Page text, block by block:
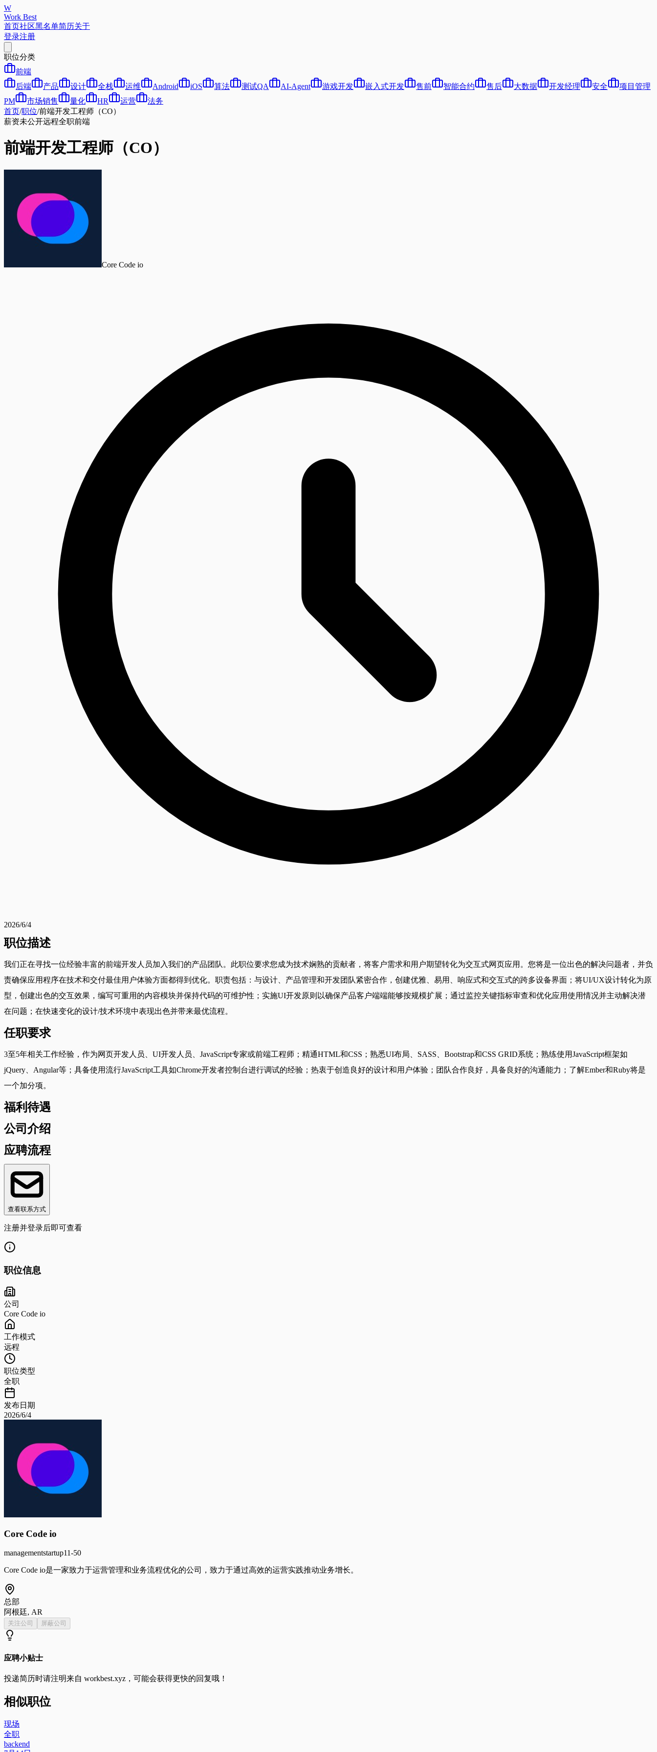
W
Work Best
首页社区黑名单简历关于
登录注册
职位分类
前端
后端
产品 设计 全栈 运维 Android iOS 算法 测试QA AI-Agent 游戏开发 嵌入式开发 售前 智能合约 售后 大数据 开发经理 安全
项目管理
PM
市场销售 量化 HR 运营
法务
首页/职位/前端开发工程师（CO）
薪资未公开远程全职前端
前端开发工程师（CO）
Core Code io
2026/6/4
职位描述
我们正在寻找一位经验丰富的前端开发人员加入我们的产品团队。此职位要求您成为技术娴熟的贡献者，将客户需求和用户期望转化为交互式网页应用。您将是一位出色的解决问题者，并负
责确保应用程序在技术和交付最佳用户体验方面都得到优化。职责包括：与设计、产品管理和开发团队紧密合作，创建优雅、易用、响应式和交互式的跨多设备界面；将UI/UX设计转化为原
型，创建出色的交互效果，编写可重用的内容模块并保持代码的可维护性；实施UI开发原则以确保产品客户端端能够按规模扩展；通过监控关键指标审查和优化应用使用情况并主动解决潜
在问题；在快速变化的设计/技术环境中表现出色并带来最优流程。
任职要求
3至5年相关工作经验，作为网页开发人员、UI开发人员、JavaScript专家或前端工程师；精通HTML和CSS；熟悉UI布局、SASS、Bootstrap和CSS GRID系统；熟练使用JavaScript框架如
jQuery、Angular等；具备使用流行JavaScript工具如Chrome开发者控制台进行调试的经验；热衷于创造良好的设计和用户体验；团队合作良好，具备良好的沟通能力；了解Ember和Ruby将是
一个加分项。
福利待遇
公司介绍
应聘流程
查看联系方式
注册并登录后即可查看
职位信息
公司
Core Code io
工作模式
远程
职位类型
全职
发布日期
2026/6/4
Core Code io
managementstartup11-50
Core Code io是一家致力于运营管理和业务流程优化的公司，致力于通过高效的运营实践推动业务增长。
总部
阿根廷, AR
关注公司 屏蔽公司
应聘小贴士
投递简历时请注明来自 workbest.xyz ，可能会获得更快的回复哦！
相似职位
现场
全职
backend